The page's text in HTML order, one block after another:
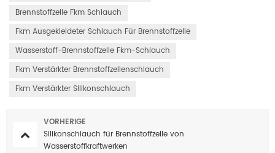
Brennstoffzelle Fkm Schlauch
Fkm Ausgekleideter Schlauch Für Brennstoffzelle
Wasserstoff-Brennstoffzelle Fkm-Schlauch
Fkm Verstärkter Brennstoffzellenschlauch
Fkm Verstärkter Silikonschlauch
VORHERIGE
Silikonschlauch für Brennstoffzelle von
Wasserstoffkraftwerken